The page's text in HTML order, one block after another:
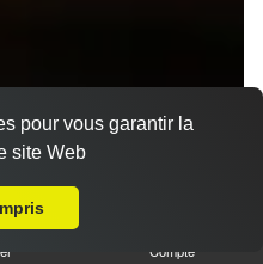
Compte
pour vous garantir la
site Web